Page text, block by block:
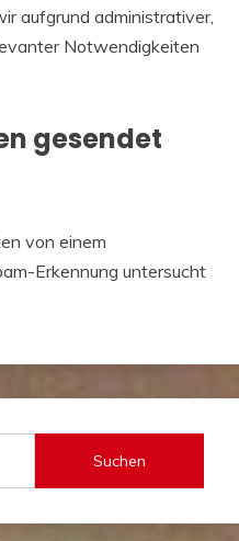
aufgrund administrativer,
Notwendigkeiten
gesendet
von einem
Erkennung untersucht
Suchen